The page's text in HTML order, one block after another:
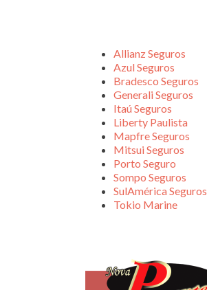
Allianz Seguros
Azul Seguros
Bradesco Seguros
Generali Seguros
Itaú Seguros
Liberty Paulista
Mapfre Seguros
Mitsui Seguros
Porto Seguro
Sompo Seguros
SulAmérica Seguros
Tokio Marine